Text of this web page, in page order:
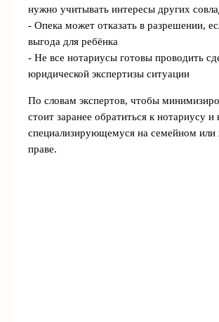
нужно учитывать интересы других
- Опека может отказать в разрешении,
выгода для ребёнка
- Не все нотариусы готовы проводить
юридической экспертизы ситуации
По словам экспертов, чтобы
стоит заранее обратиться к нотариусу и
специализирующемуся на семейном
праве.